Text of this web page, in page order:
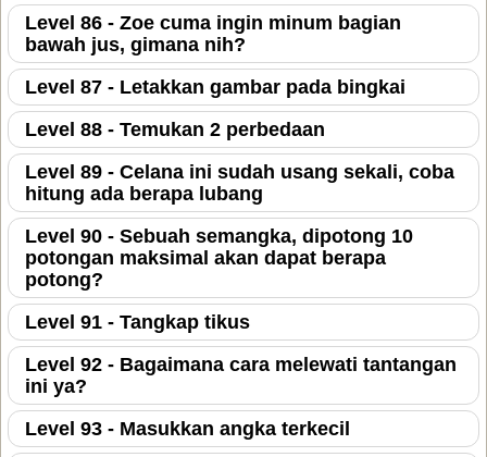
Level 86 - Zoe cuma ingin minum bagian
bawah jus, gimana nih?
Level 87 - Letakkan gambar pada bingkai
Level 88 - Temukan 2 perbedaan
Level 89 - Celana ini sudah usang sekali, coba
hitung ada berapa lubang
Level 90 - Sebuah semangka, dipotong 10
potongan maksimal akan dapat berapa
potong?
Level 91 - Tangkap tikus
Level 92 - Bagaimana cara melewati tantangan
ini ya?
Level 93 - Masukkan angka terkecil